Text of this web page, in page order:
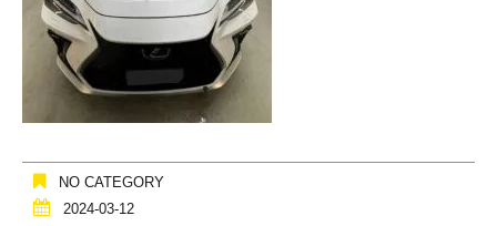
NO CATEGORY
2024-03-12